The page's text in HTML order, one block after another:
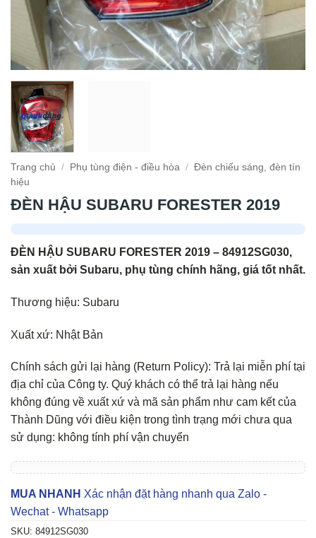
Trang chủ / Phụ tùng điện - điều hòa / Đèn chiếu sáng, đèn tín
hiệu
ĐÈN HẬU SUBARU FORESTER 2019
ĐÈN HẬU SUBARU FORESTER 2019 – 84912SG030,
sản xuất bởi Subaru, phụ tùng chính hãng, giá tốt nhất.
Thương hiệu: Subaru
Xuất xứ: Nhật Bản
Chính sách gửi lại hàng (Return Policy): Trả lại miễn phí tại
địa chỉ của Công ty. Quý khách có thể trả lại hàng nếu
không đúng về xuất xứ và mã sản phẩm như cam kết của
Thành Dũng với điều kiện trong tình trạng mới chưa qua
sử dụng: không tính phí vận chuyển
MUA NHANH Xác nhận đặt hàng nhanh qua Zalo -
Wechat - Whatsapp
SKU: 84912SG030